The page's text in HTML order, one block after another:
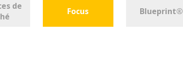
de
Focus Blueprint®